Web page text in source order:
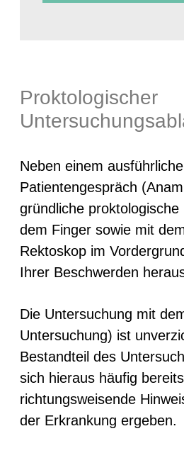
Proktologischer
Neben einem
Patientengespräch
gründliche
dem Finger sowie mit
Rektoskop im
Ihrer Beschwerden
Die Untersuchung mit
Untersuchung) ist
Bestandteil des
sich hieraus häufig bereits
richtungsweisende
der Erkrankung ergeben.